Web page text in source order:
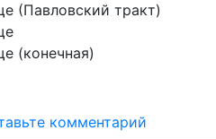
(Павловский тракт)
(конечная)
комментарий